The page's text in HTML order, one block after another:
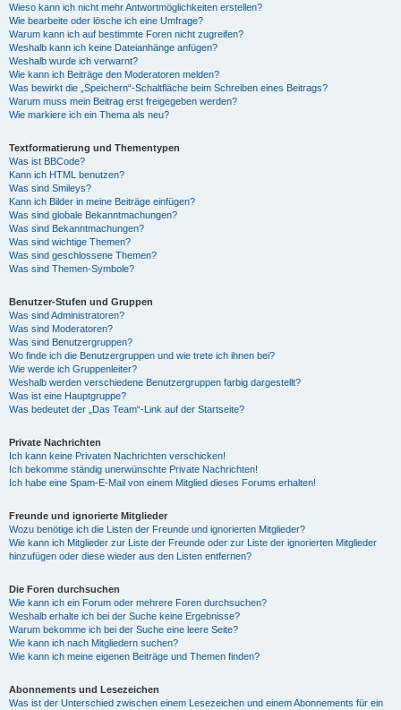
Wieso kann ich nicht mehr Antwortmöglichkeiten erstellen?
Wie bearbeite oder lösche ich eine Umfrage?
Warum kann ich auf bestimmte Foren nicht zugreifen?
Weshalb kann ich keine Dateianhänge anfügen?
Weshalb wurde ich verwarnt?
Wie kann ich Beiträge den Moderatoren melden?
Was bewirkt die „Speichern“-Schaltfläche beim Schreiben eines Beitrags?
Warum muss mein Beitrag erst freigegeben werden?
Wie markiere ich ein Thema als neu?
Textformatierung und Thementypen
Was ist BBCode?
Kann ich HTML benutzen?
Was sind Smileys?
Kann ich Bilder in meine Beiträge einfügen?
Was sind globale Bekanntmachungen?
Was sind Bekanntmachungen?
Was sind wichtige Themen?
Was sind geschlossene Themen?
Was sind Themen-Symbole?
Benutzer-Stufen und Gruppen
Was sind Administratoren?
Was sind Moderatoren?
Was sind Benutzergruppen?
Wo finde ich die Benutzergruppen und wie trete ich ihnen bei?
Wie werde ich Gruppenleiter?
Weshalb werden verschiedene Benutzergruppen farbig dargestellt?
Was ist eine Hauptgruppe?
Was bedeutet der „Das Team“-Link auf der Startseite?
Private Nachrichten
Ich kann keine Privaten Nachrichten verschicken!
Ich bekomme ständig unerwünschte Private Nachrichten!
Ich habe eine Spam-E-Mail von einem Mitglied dieses Forums erhalten!
Freunde und ignorierte Mitglieder
Wozu benötige ich die Listen der Freunde und ignorierten Mitglieder?
Wie kann ich Mitglieder zur Liste der Freunde oder zur Liste der ignorierten Mitglieder
hinzufügen oder diese wieder aus den Listen entfernen?
Die Foren durchsuchen
Wie kann ich ein Forum oder mehrere Foren durchsuchen?
Weshalb erhalte ich bei der Suche keine Ergebnisse?
Warum bekomme ich bei der Suche eine leere Seite?
Wie kann ich nach Mitgliedern suchen?
Wie kann ich meine eigenen Beiträge und Themen finden?
Abonnements und Lesezeichen
Was ist der Unterschied zwischen einem Lesezeichen und einem Abonnements für ein